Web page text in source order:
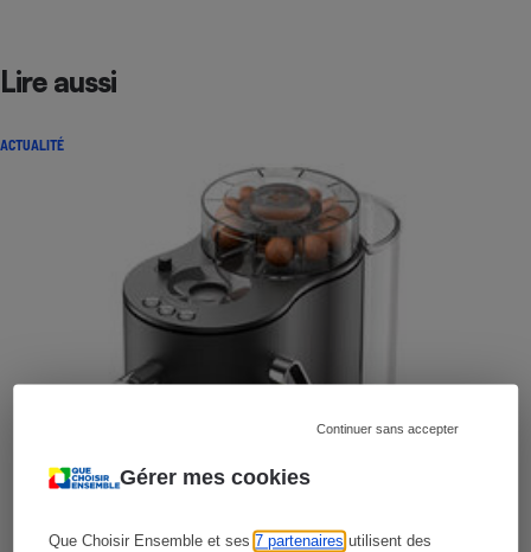
Gérer mes cookies
Que Choisir Ensemble et ses7 partenaires utilisent des
Continuer sans accepter
Lire aussi
ACTUALITÉ